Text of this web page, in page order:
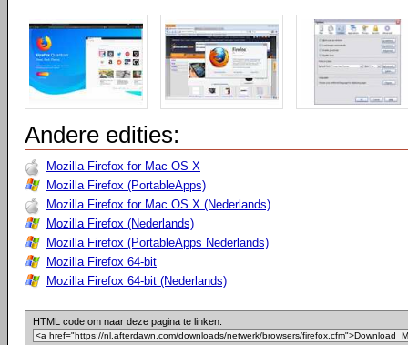
Andere edities:
Mozilla Firefox for Mac OS X
Mozilla Firefox (PortableApps)
Mozilla Firefox for Mac OS X (Nederlands)
Mozilla Firefox (Nederlands)
Mozilla Firefox (PortableApps Nederlands)
Mozilla Firefox 64-bit
Mozilla Firefox 64-bit (Nederlands)
HTML code om naar deze pagina te linken: